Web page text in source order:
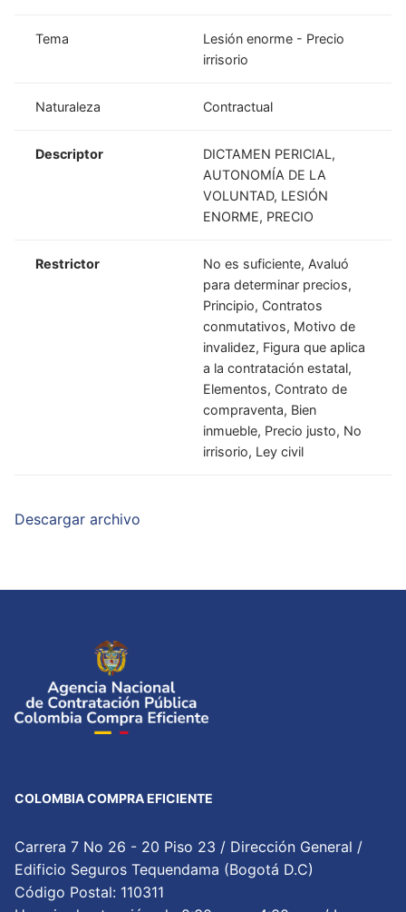
Tema
Lesión enorme - Precio
irrisorio
Naturaleza Contractual
Descriptor
DICTAMEN PERICIAL,
AUTONOMÍA DE LA
VOLUNTAD, LESIÓN
ENORME, PRECIO
Restrictor
No es suficiente, Avaluó
para determinar precios,
Principio, Contratos
conmutativos, Motivo de
invalidez, Figura que aplica
a la contratación estatal,
Elementos, Contrato de
compraventa, Bien
inmueble, Precio justo, No
irrisorio, Ley civil
Descargar archivo
COLOMBIA COMPRA EFICIENTE
Carrera 7 No 26 - 20 Piso 23 / Dirección General /
Edificio Seguros Tequendama (Bogotá D.C)
Código Postal: 110311